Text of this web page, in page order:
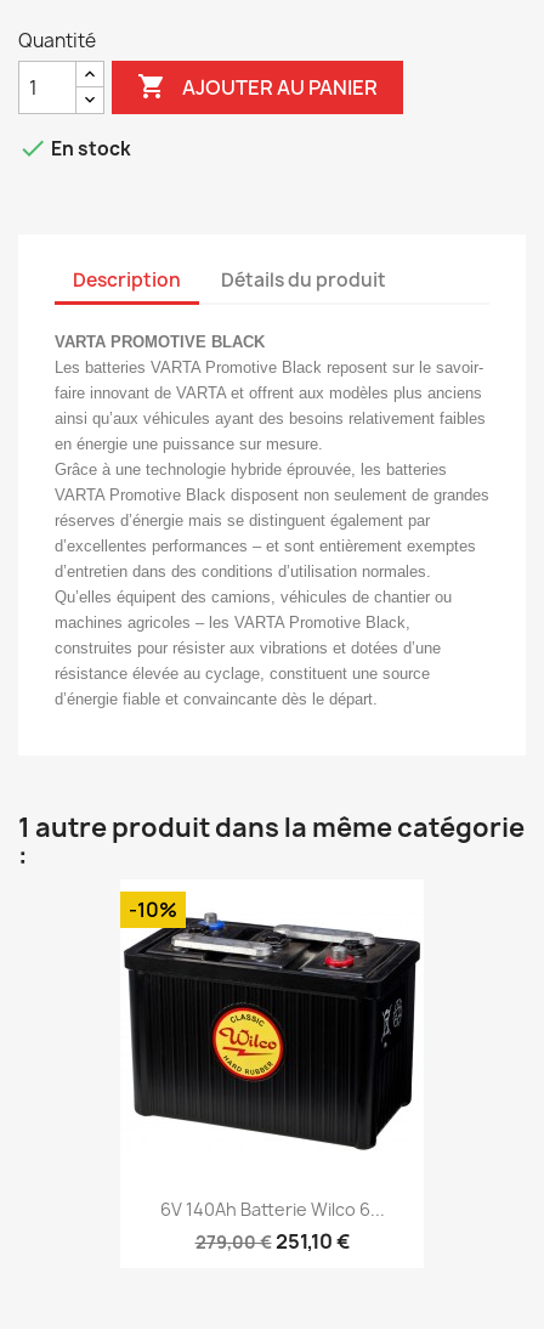
Quantité
 AJOUTER AU PANIER
 En stock
Description Détails du produit
VARTA PROMOTIVE BLACK
Les batteries VARTA Promotive Black reposent sur le savoir-
faire innovant de VARTA et offrent aux modèles plus anciens
ainsi qu’aux véhicules ayant des besoins relativement faibles
en énergie une puissance sur mesure.
Grâce à une technologie hybride éprouvée, les batteries
VARTA Promotive Black disposent non seulement de grandes
réserves d’énergie mais se distinguent également par
d’excellentes performances – et sont entièrement exemptes
d’entretien dans des conditions d’utilisation normales.
Qu’elles équipent des camions, véhicules de chantier ou
machines agricoles – les VARTA Promotive Black,
construites pour résister aux vibrations et dotées d’une
résistance élevée au cyclage, constituent une source
d’énergie fiable et convaincante dès le départ.
1 autre produit dans la même catégorie
:
6V 140Ah Batterie Wilco 6...
279,00 €251,10 €
-10%